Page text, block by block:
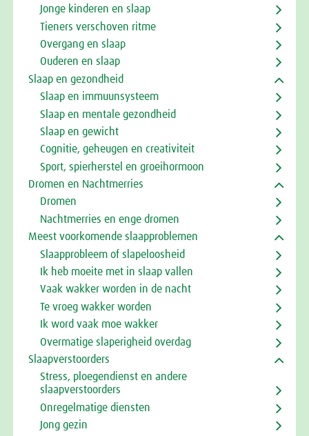
Jonge kinderen en slaap
Tieners verschoven ritme
Overgang en slaap
Ouderen en slaap
Slaap en gezondheid
Slaap en immuunsysteem
Slaap en mentale gezondheid
Slaap en gewicht
Cognitie, geheugen en creativiteit
Sport, spierherstel en groeihormoon
Dromen en Nachtmerries
Dromen
Nachtmerries en enge dromen
Meest voorkomende slaapproblemen
Slaapprobleem of slapeloosheid
Ik heb moeite met in slaap vallen
Vaak wakker worden in de nacht
Te vroeg wakker worden
Ik word vaak moe wakker
Overmatige slaperigheid overdag
Slaapverstoorders
Stress, ploegendienst en andere
slaapverstoorders
Onregelmatige diensten
Jong gezin